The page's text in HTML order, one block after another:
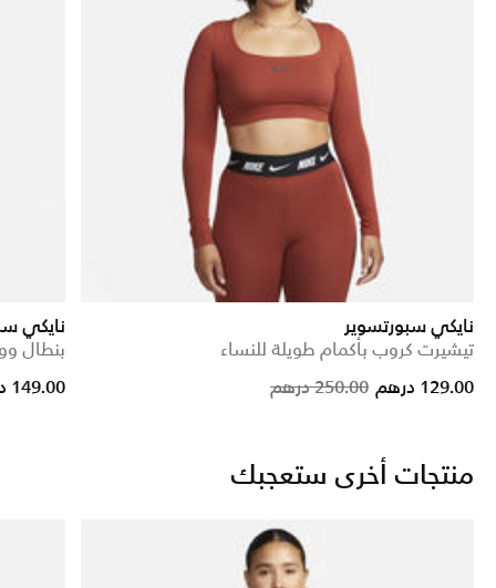
نايكي سبورتسوير
تيشيرت كروب بأكمام طويلة للنساء
Price reduced250.00 درهم to 129.00 درهم
نايكي
بنطال
reduced from
to
149.00 درهم
منتجات أخرى ستعجبك